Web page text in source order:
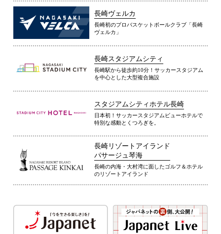
長崎ヴェルカ
長崎初のプロバスケットボールクラブ「長崎
ヴェルカ」
長崎スタジアムシティ
長崎駅から徒歩約10分！サッカースタジアム
を中心とした大型複合施設
スタジアムシティホテル長崎
日本初！サッカースタジアムビューホテルで
特別な感動とくつろぎを。
長崎リゾートアイランド
パサージュ琴海
長崎の内海・大村湾に面したゴルフ＆ホテル
のリゾートアイランド